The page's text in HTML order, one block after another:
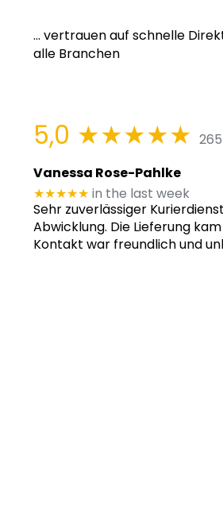
... vertrauen auf schnelle
alle Branchen
5,0 ★★★★★
Vanessa Rose-Pahlke
★★★★★ in the last week
Sehr zuverlässiger
Abwicklung. Die Lieferung
Kontakt war freundlich und